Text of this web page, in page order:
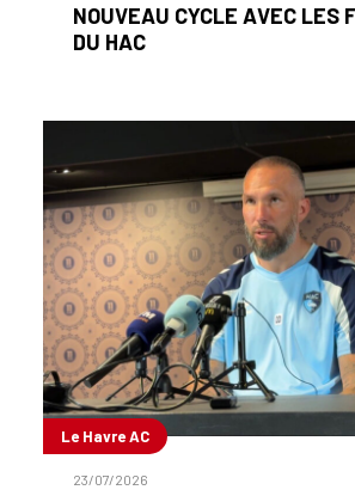
NOUVEAU CYCLE AVEC LES
DU HAC
Le Havre AC
23/07/2026